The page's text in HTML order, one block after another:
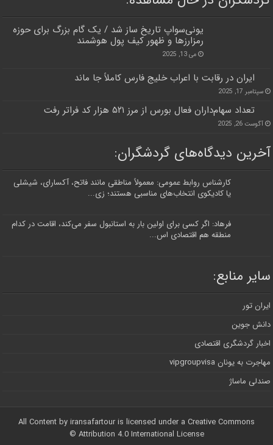
یونی‌سواپ تاریخ ساز شد / یک گام بزرگ برای حوزه‌
رمزارزها و ظهور کیف پول هوشمند
می 13, 2025
ایران در رقابت با اعراب خلیج فارس کاملاً جا ماند
سپتامبر 17, 2025
تعداد سهام‌داران فعال بورس از مرز ۵۲۱ هزار کد فراتر رفت
آگوست 26, 2025
آخرین دیدگاه‌های گردشگران:
کارشناس روابط عمومی: معمولاً مناطقی مانند فاتح، آکسارای، شیشلی
یا کادیکوی انتخاب‌های مناسبی هستند؛ زی...
فرهاد: اگر کسی برای اولین بار به استانبول سفر می‌کند، اقامت در کدام
منطقه هم اقتصادی اس...
سایر منابع:
ایران تور
دانش جوین
اخبار گردشگری اقتصادی
مهاجرت به یونان vipgroupvisa
صندلی ماساژ
All Content by iransafartour is licensed under a Creative Commons
Attribution 4.0 International License ©️